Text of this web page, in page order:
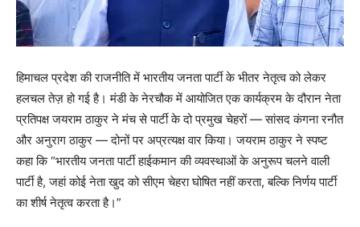
हिमाचल प्रदेश की राजनीति में भारतीय जनता पार्टी के भीतर नेतृत्व को लेकर
हलचल तेज़ हो गई है। मंडी के नेरचौक में आयोजित एक कार्यक्रम के दौरान नेता
प्रतिपक्ष जयराम ठाकुर ने मंच से पार्टी के दो प्रमुख चेहरों — सांसद कंगना रनौत
और अनुराग ठाकुर — दोनों पर अप्रत्यक्ष वार किया। जयराम ठाकुर ने स्पष्ट
कहा कि “भारतीय जनता पार्टी हाईकमान की व्यवस्थाओं के अनुरूप चलने वाली
पार्टी है, जहां कोई नेता खुद को सीएम चेहरा घोषित नहीं करता, बल्कि निर्णय पार्टी
का शीर्ष नेतृत्व करता है।”